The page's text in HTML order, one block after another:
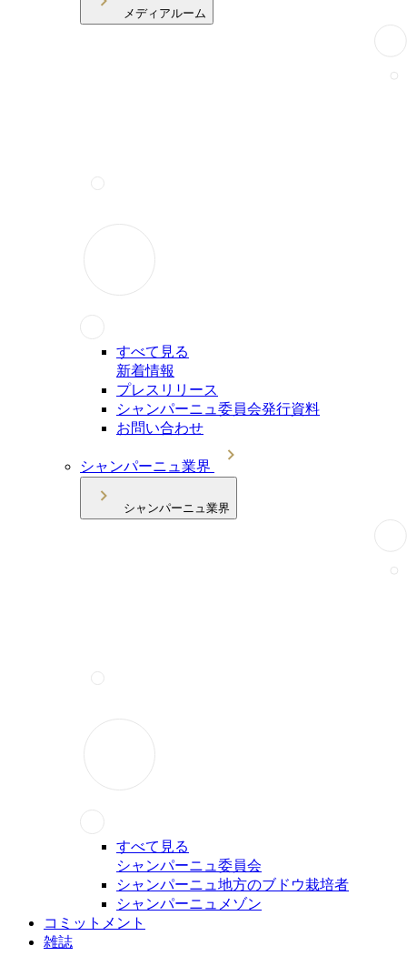
メディアルーム
すべて見る
新着情報
プレスリリース
シャンパーニュ委員会発行資料
お問い合わせ
シャンパーニュ業界
シャンパーニュ業界
すべて見る
シャンパーニュ委員会
シャンパーニュ地方のブドウ栽培者
シャンパーニュメゾン
コミットメント
雑誌